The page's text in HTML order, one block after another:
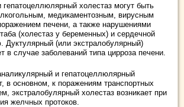
гепатоцеллюлярный холестаз могут быть
медикаментозным, вирусным
печени, а также нарушениями
(холестаз у беременных) и сердечной
Дуктулярный (или экстралобулярный)
в случае заболеваний типа цирроза печени.
и гепатоцеллюлярный
в основном, к поражениям транспортных
экстралобулярный холестаз возникает при
желчных протоков.